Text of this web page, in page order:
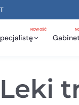
NOWOŚĆ
Leki